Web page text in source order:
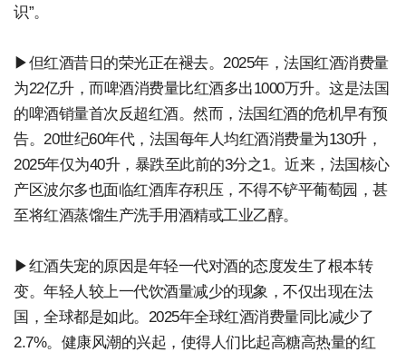
识”。
▶但红酒昔日的荣光正在褪去。2025年，法国红酒消费量
为22亿升，而啤酒消费量比红酒多出1000万升。这是法国
的啤酒销量首次反超红酒。然而，法国红酒的危机早有预
告。20世纪60年代，法国每年人均红酒消费量为130升，
2025年仅为40升，暴跌至此前的3分之1。近来，法国核心
产区波尔多也面临红酒库存积压，不得不铲平葡萄园，甚
至将红酒蒸馏生产洗手用酒精或工业乙醇。
▶红酒失宠的原因是年轻一代对酒的态度发生了根本转
变。年轻人较上一代饮酒量减少的现象，不仅出现在法
国，全球都是如此。2025年全球红酒消费量同比减少了
2.7%。健康风潮的兴起，使得人们比起高糖高热量的红